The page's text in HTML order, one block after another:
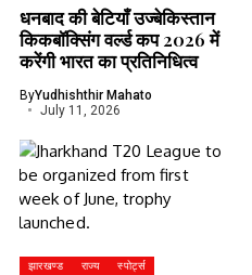
धनबाद की बेटियाँ उज्बेकिस्तान
किकबॉक्सिंग वर्ल्ड कप 2026 में
करेंगी भारत का प्रतिनिधित्व
ByYudhishthir Mahato
July 11, 2026
झारखण्ड राज्य स्पोर्ट्स